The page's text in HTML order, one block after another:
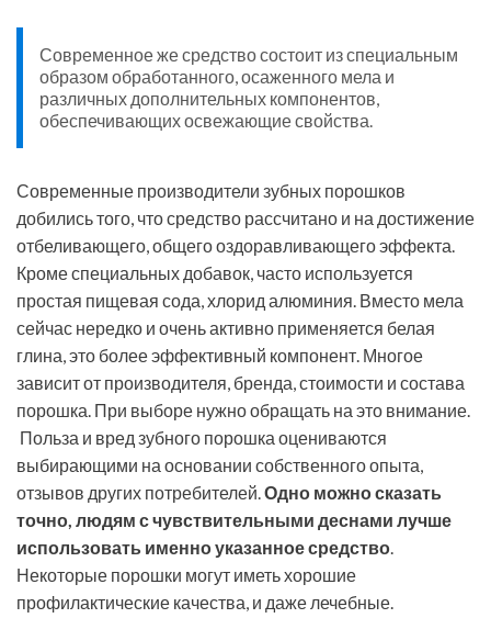
Современное же средство состоит из специальным
образом обработанного, осаженного мела и
различных дополнительных компонентов,
обеспечивающих освежающие свойства.
Современные производители зубных порошков
добились того, что средство рассчитано и на достижение
отбеливающего, общего оздоравливающего эффекта.
Кроме специальных добавок, часто используется
простая пищевая сода, хлорид алюминия. Вместо мела
сейчас нередко и очень активно применяется белая
глина, это более эффективный компонент. Многое
зависит от производителя, бренда, стоимости и состава
порошка. При выборе нужно обращать на это внимание.
Польза и вред зубного порошка оцениваются
выбирающими на основании собственного опыта,
отзывов других потребителей.Одно можно сказать
точно, людям с чувствительными деснами лучше
использовать именно указанное средство.
Некоторые порошки могут иметь хорошие
профилактические качества, и даже лечебные.